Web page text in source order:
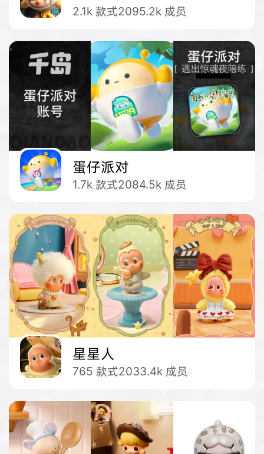
2.1k 款式2095.2k 成员
蛋仔派对
1.7k 款式2084.5k 成员
星星人
765 款式2033.4k 成员